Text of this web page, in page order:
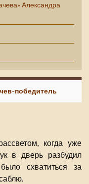
Александра
победитель
когда уже
в дверь разбудил
схватиться за